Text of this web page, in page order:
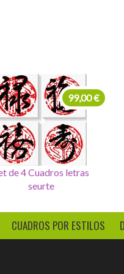
de 4 Cuadros letras
chinas
99,00 €
CUADROS POR ESTILOS